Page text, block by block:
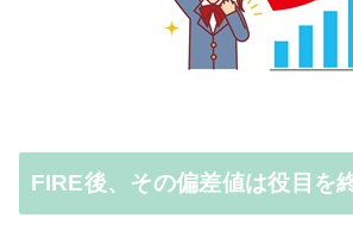
FIRE後、その偏差値は役目を